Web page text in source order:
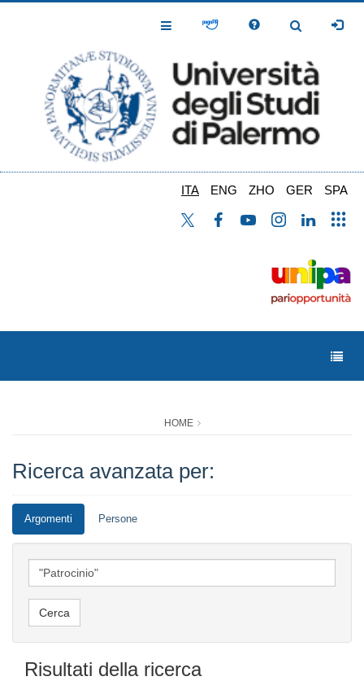
Toggle
Toggle
ITA ENG ZHO GER SPA
HOME
Ricerca avanzata per:
Argomenti Persone
Risultati della ricerca